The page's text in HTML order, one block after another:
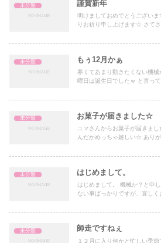
未分類 謹賀新年
明けましておめでとうござい
りお祈り申し上げます☆ さてさ
未分類 もぅ12月かぁ
寒くてあまり動きたくない機
曜日は誕生日でしたｗ と言って
未分類 お菓子が届きました☆
ユマさんからお菓子が届きま
んだかめっちゃ嬉しい☆ ありが
未分類 はじめまして。
はじめまして。 機械か？と申
ない事ばっかりですが、宜しく
未分類 師走ですねぇ
１２月に入り何かと忙しい季